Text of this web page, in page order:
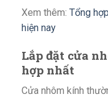
Xem thêm: Tổng
hiện nay
Lắp đặt cửa
hợp nhất
Cửa nhôm kính